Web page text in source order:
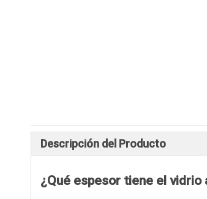
Descripción del Producto
¿Qué espesor tiene el vidrio